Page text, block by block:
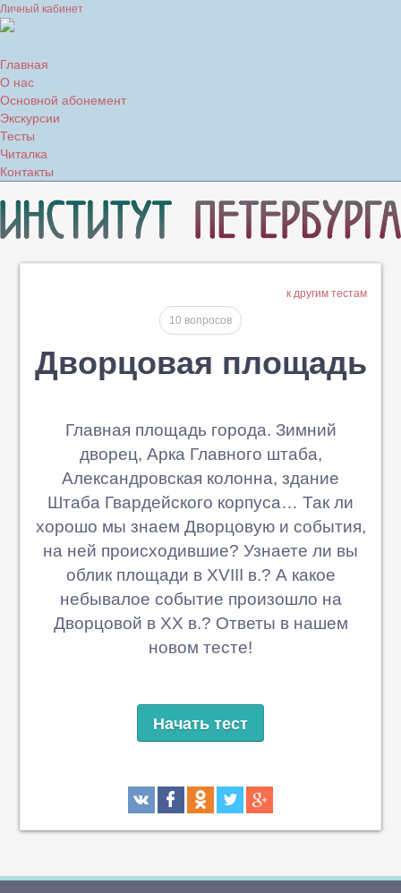
Личный кабинет
Главная
О нас
Основной абонемент
Экскурсии
Тесты
Читалка
Контакты
к другим тестам
10 вопросов
Дворцовая площадь
Главная площадь города. Зимний
дворец, Арка Главного штаба,
Александровская колонна, здание
Штаба Гвардейского корпуса… Так ли
хорошо мы знаем Дворцовую и события,
на ней происходившие? Узнаете ли вы
облик площади в XVIII в.? А какое
небывалое событие произошло на
Дворцовой в XX в.? Ответы в нашем
новом тесте!
Начать тест